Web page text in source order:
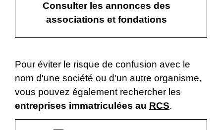
Consulter les annonces des
associations et fondations
Pour éviter le risque de confusion avec le
nom d'une société ou d'un autre organisme,
vous pouvez également rechercher les
entreprises immatriculées au RCS.